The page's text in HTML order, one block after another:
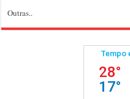
Outras..